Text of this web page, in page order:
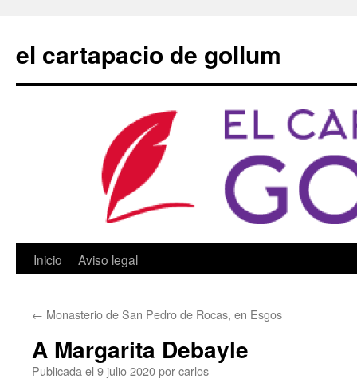
contenido
el cartapacio de gollum
Inicio Aviso legal
← Monasterio de San Pedro de Rocas, en Esgos
A Margarita Debayle
Publicada el 9 julio 2020porcarlos